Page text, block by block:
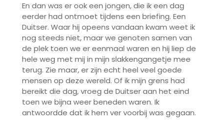
En dan was er ook een jongen, die ik een dag
eerder had ontmoet tijdens een briefing. Een
Duitser. Waar hij opeens vandaan kwam weet ik
nog steeds niet, maar we genoten samen van
de plek toen we er eenmaal waren en hij liep de
hele weg met mij in mijn slakkengangetje mee
terug. Zie maar, er zijn echt heel veel goede
mensen op deze wereld. Of ik mijn grens had
bereikt die dag, vroeg de Duitser aan het eind
toen we bijna weer beneden waren. Ik
antwoordde dat ik hem ver voorbij was gegaan.